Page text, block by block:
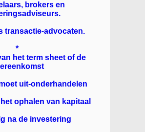
brokers en
transactie-advocaten.
*
het term sheet of de
uit-onderhandelen
ophalen van kapitaal
na de investering